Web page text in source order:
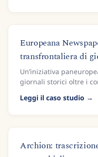
Europeana
transfrontaliera di
Un’iniziativa
giornali storici oltre i
Leggi il caso studio
Archion: